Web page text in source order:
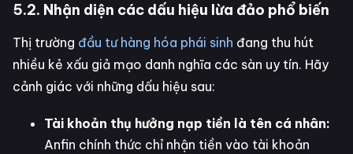
5.2. Nhận diện các dấu hiệu lừa đảo phổ biến
Thị trường đầu tư hàng hóa phái sinh đang thu hút
nhiều kẻ xấu giả mạo danh nghĩa các sàn uy tín. Hãy
cảnh giác với những dấu hiệu sau:
Tài khoản thụ hưởng nạp tiền là tên cá nhân:
Anfin chính thức chỉ nhận tiền vào tài khoản